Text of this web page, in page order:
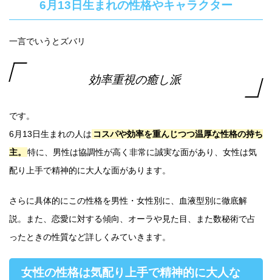
6月13日生まれの性格やキャラクター
一言でいうとズバリ
効率重視の癒し派
です。
6月13日生まれの人は コスパや効率を重んじつつ温厚な性格の持ち
主。
特に、男性は協調性が高く非常に誠実な面があり、女性は気
配り上手で精神的に大人な面があります。
さらに具体的にこの性格を男性・女性別に、血液型別に徹底解
説。また、恋愛に対する傾向、オーラや見た目、また数秘術で占
ったときの性質など詳しくみていきます。
女性の性格は気配り上手で精神的に大人な